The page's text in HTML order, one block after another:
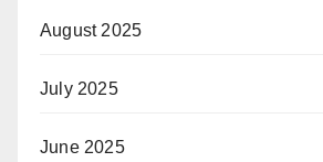
August 2025
July 2025
June 2025